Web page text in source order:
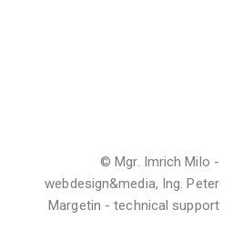
© Mgr. Imrich Milo -
webdesign&media, Ing. Peter
Margetin - technical support